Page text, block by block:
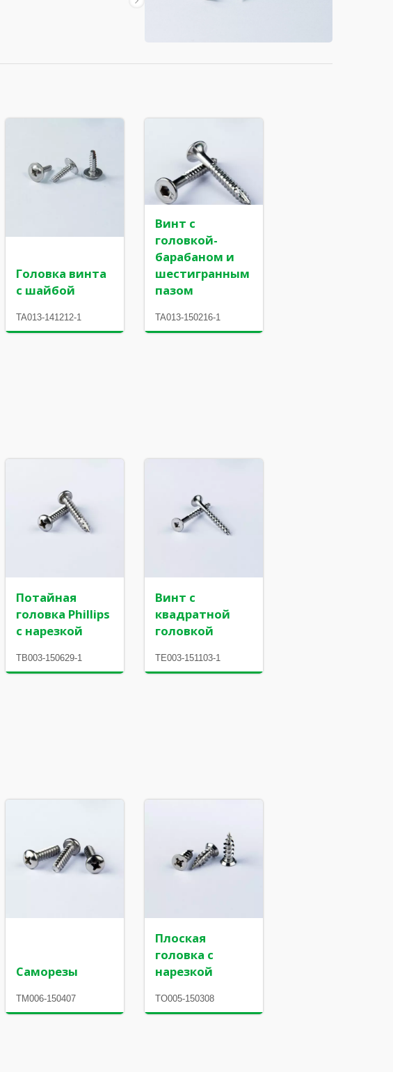
Гвоздь Z из нержавеющей
стали
Головка винта
с шайбой
TA013-141212-1
Винт с
головкой-
барабаном и
шестигранным
пазом
TA013-150216-1
Потайная
головка Phillips
с нарезкой
TB003-150629-1
Винт с
квадратной
головкой
TE003-151103-1
Саморезы
TM006-150407
Плоская
головка с
нарезкой
TO005-150308